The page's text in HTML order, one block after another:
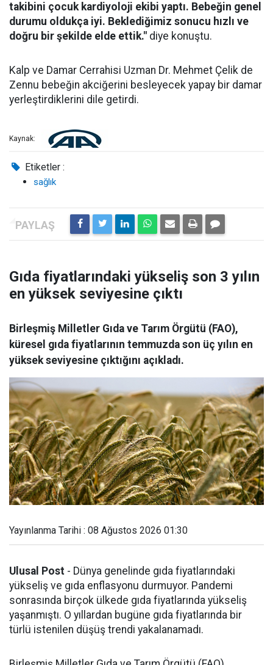
takibini çocuk kardiyoloji ekibi yaptı. Bebeğin genel
durumu oldukça iyi. Beklediğimiz sonucu hızlı ve
doğru bir şekilde elde ettik." diye konuştu.
Kalp ve Damar Cerrahisi Uzman Dr. Mehmet Çelik de
Zennu bebeğin akciğerini besleyecek yapay bir damar
yerleştirdiklerini dile getirdi.
Kaynak:
Etiketler :
sağlık
Gıda fiyatlarındaki yükseliş son 3 yılın
en yüksek seviyesine çıktı
Birleşmiş Milletler Gıda ve Tarım Örgütü (FAO),
küresel gıda fiyatlarının temmuzda son üç yılın en
yüksek seviyesine çıktığını açıkladı.
Yayınlanma Tarihi : 08 Ağustos 2026 01:30
Ulusal Post - Dünya genelinde gıda fiyatlarındaki
yükseliş ve gıda enflasyonu durmuyor. Pandemi
sonrasında birçok ülkede gıda fiyatlarında yükseliş
yaşanmıştı. O yıllardan bugüne gıda fiyatlarında bir
türlü istenilen düşüş trendi yakalanamadı.